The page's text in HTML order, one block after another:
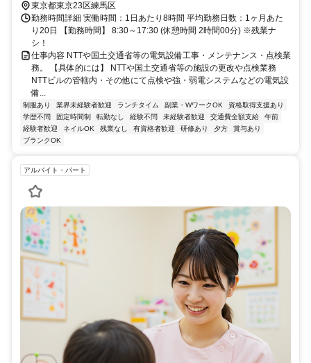
東京都東京23区練馬区
勤務時間詳細 実働時間：1日あたり8時間 平均勤務日数：1ヶ月あた
り20日 【勤務時間】 8:30～17:30 (休憩時間 2時間00分) ※残業ナ
シ！
仕事内容 NTTや国土交通省等の電気設備工事・メンテナンス・点検業
務。 【具体的には】 NTTや国土交通省等の施設の更改や点検業務
NTTビルの管轄内・その他にて点検や強・弱電システムなどの電気設
備...
制服あり 業界未経験者歓迎 ランチタイム 副業・WワークOK
資格取得支援あり
学歴不問
固定時間制 転勤なし 経験不問 未経験者歓迎 交通費全額支給
午前
経験者歓迎
ネイルOK 残業なし 有資格者歓迎 研修あり 夕方
賞与あり
ブランクOK
アルバイト・パート